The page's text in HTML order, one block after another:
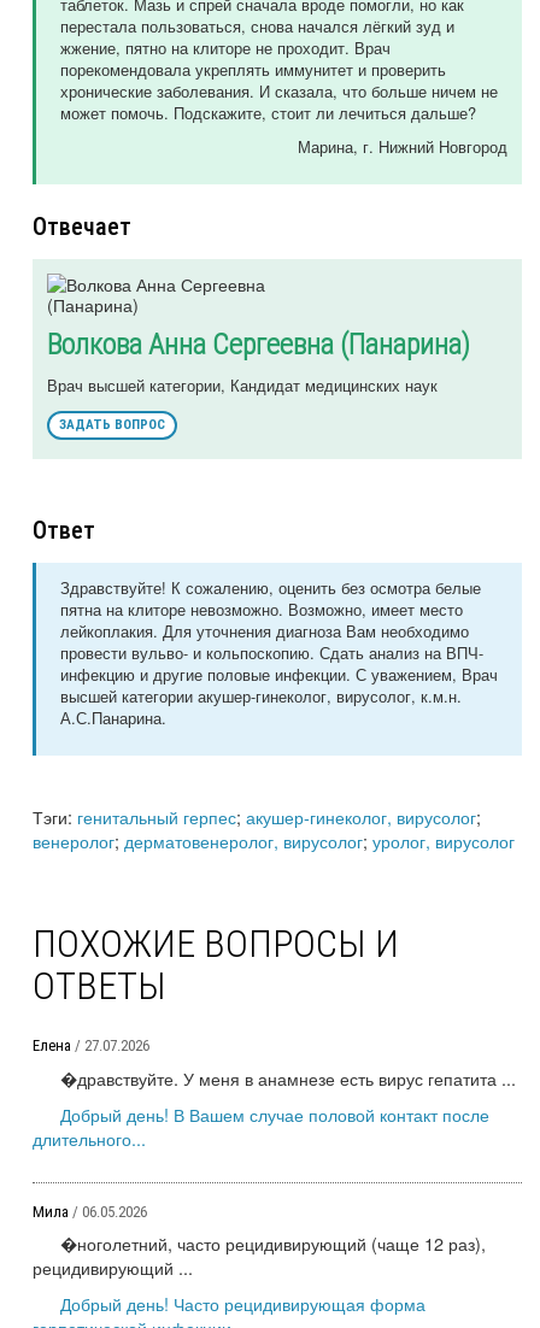
перестала пользоваться, снова начался лёгкий зуд и
жжение, пятно на клиторе не проходит. Врач
порекомендовала укреплять иммунитет и проверить
хронические заболевания. И сказала, что больше ничем не
может помочь. Подскажите, стоит ли лечиться дальше?
Марина, г. Нижний Новгород
Отвечает
Волкова Анна Сергеевна (Панарина)
Врач высшей категории, Кандидат медицинских наук
ЗАДАТЬ ВОПРОС
Ответ
Здравствуйте! К сожалению, оценить без осмотра белые
пятна на клиторе невозможно. Возможно, имеет место
лейкоплакия. Для уточнения диагноза Вам необходимо
провести вульво- и кольпоскопию. Сдать анализ на ВПЧ-
инфекцию и другие половые инфекции. С уважением, Врач
высшей категории акушер-гинеколог, вирусолог, к.м.н.
А.С.Панарина.
Тэги: генитальный герпес; акушер-гинеколог, вирусолог;
венеролог; дерматовенеролог, вирусолог; уролог, вирусолог
ПОХОЖИЕ ВОПРОСЫ И
ОТВЕТЫ
Елена / 27.07.2026
�дравствуйте. У меня в анамнезе есть вирус гепатита ...
Добрый день! В Вашем случае половой контакт после
длительного...
Мила / 06.05.2026
�ноголетний, часто рецидивирующий (чаще 12 раз),
рецидивирующий ...
Добрый день! Часто рецидивирующая форма